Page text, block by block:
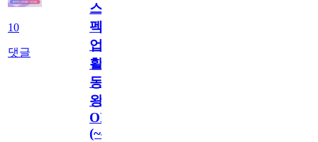
10
댓글
스
펙
업
활
동
왕
OPEN!
(~4/12)